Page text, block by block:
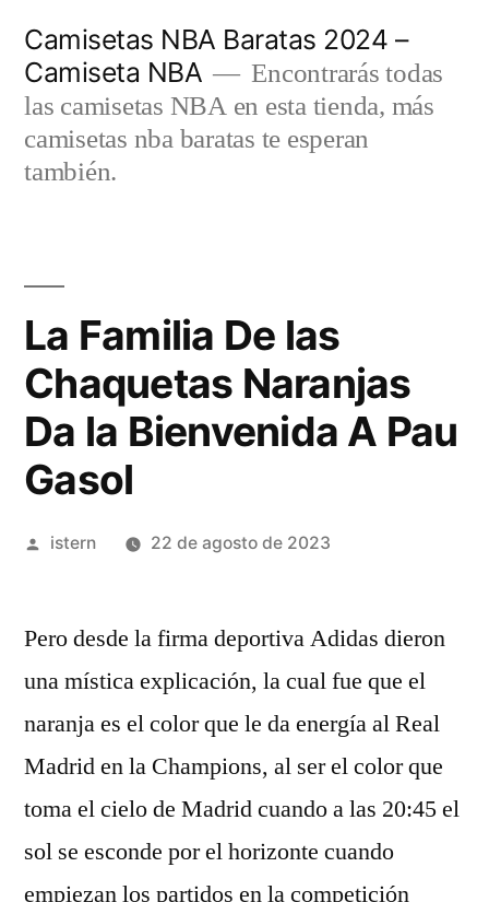
contenido
Camisetas NBA Baratas 2024 –
Camiseta NBA
Encontrarás todas
las camisetas NBA en esta tienda, más
camisetas nba baratas te esperan
también.
La Familia De las
Chaquetas Naranjas
Da la Bienvenida A Pau
Gasol
Publicado
istern 22 de agosto de 2023
Pero desde la firma deportiva Adidas dieron
una mística explicación, la cual fue que el
naranja es el color que le da energía al Real
Madrid en la Champions, al ser el color que
toma el cielo de Madrid cuando a las 20:45 el
sol se esconde por el horizonte cuando
empiezan los partidos en la competición